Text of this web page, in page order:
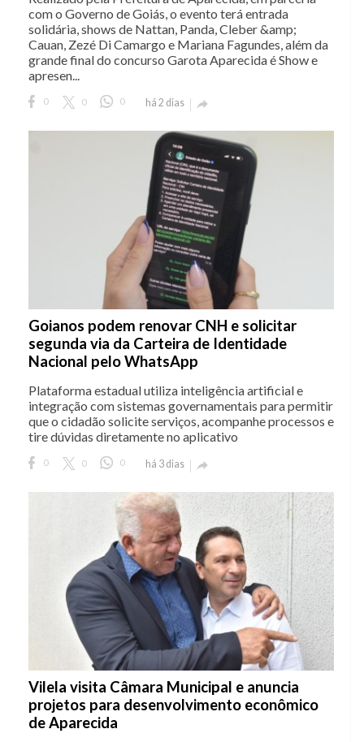
com o Governo de Goiás, o evento terá entrada
solidária, shows de Nattan, Panda, Cleber &amp;
Cauan, Zezé Di Camargo e Mariana Fagundes, além da
grande final do concurso Garota Aparecida é Show e
apresen...
0 0 0 há 2 dias 
Goianos podem renovar CNH e solicitar
segunda via da Carteira de Identidade
Nacional pelo WhatsApp
Plataforma estadual utiliza inteligência artificial e
integração com sistemas governamentais para permitir
que o cidadão solicite serviços, acompanhe processos e
tire dúvidas diretamente no aplicativo
0 0 0 há 3 dias 
Vilela visita Câmara Municipal e anuncia
projetos para desenvolvimento econômico
de Aparecida